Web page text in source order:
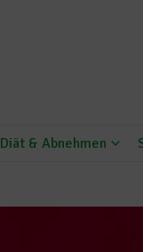
Diät & Abnehmen